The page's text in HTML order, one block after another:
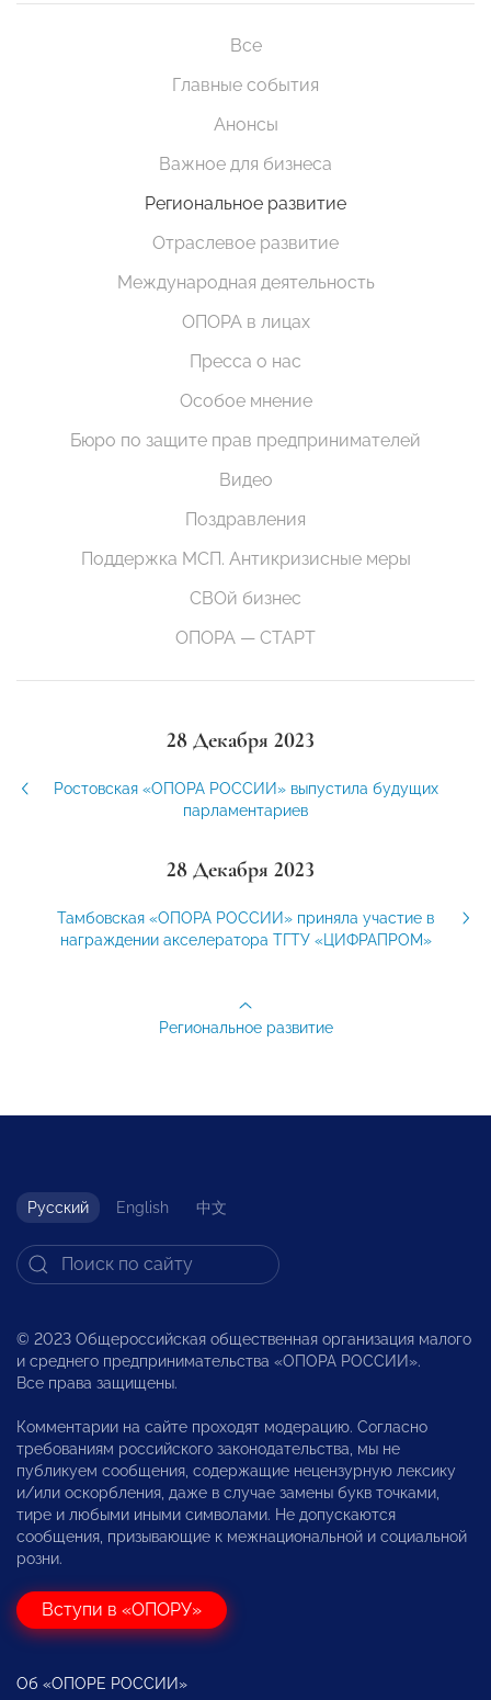
Все
Главные события
Анонсы
Важное для бизнеса
Региональное развитие
Отраслевое развитие
Международная деятельность
ОПОРА в лицах
Пресса о нас
Особое мнение
Бюро по защите прав предпринимателей
Видео
Поздравления
Поддержка МСП. Антикризисные меры
СВОй бизнес
ОПОРА — СТАРТ
28 Декабря 2023
Ростовская «ОПОРА РОССИИ» выпустила будущих
парламентариев
28 Декабря 2023
Тамбовская «ОПОРА РОССИИ» приняла участие в
награждении акселератора ТГТУ «ЦИФРАПРОМ»
Региональное развитие
Русский English 中文
© 2023 Общероссийская общественная организация малого
и среднего предпринимательства «ОПОРА РОССИИ».
Все права защищены.
Комментарии на сайте проходят модерацию. Согласно
требованиям российского законодательства, мы не
публикуем сообщения, содержащие нецензурную лексику
и/или оскорбления, даже в случае замены букв точками,
тире и любыми иными символами. Не допускаются
сообщения, призывающие к межнациональной и социальной
розни.
Вступи в «ОПОРУ»
Об «ОПОРЕ РОССИИ»